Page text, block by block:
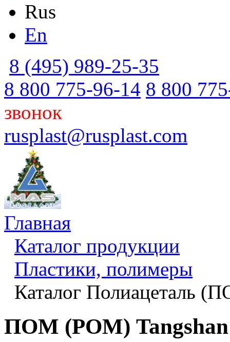
Rus
En
8 (495) 989-25-35
8 800 775-96-14 8 800
звонок
rusplast@rusplast.com
Главная
Каталог продукции
Пластики, полимеры
Каталог Полиацеталь
ПОМ (POM)